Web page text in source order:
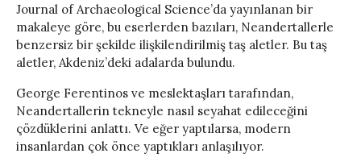
Journal of Archaeological Science’da yayınlanan bir
makaleye göre, bu eserlerden bazıları, Neandertallerle
benzersiz bir şekilde ilişkilendirilmiş taş aletler. Bu taş
aletler, Akdeniz’deki adalarda bulundu.
George Ferentinos ve meslektaşları tarafından,
Neandertallerin tekneyle nasıl seyahat edileceğini
çözdüklerini anlattı. Ve eğer yaptılarsa, modern
insanlardan çok önce yaptıkları anlaşılıyor.